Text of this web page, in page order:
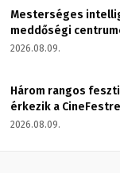
Mesterséges
meddőségi
2026.08.09.
Három rangos
érkezik a CineFestre
2026.08.09.